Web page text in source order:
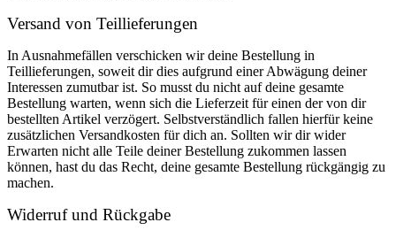
Versand von Teillieferungen
In Ausnahmefällen verschicken wir deine Bestellung in
Teillieferungen, soweit dir dies aufgrund einer Abwägung deiner
Interessen zumutbar ist. So musst du nicht auf deine gesamte
Bestellung warten, wenn sich die Lieferzeit für einen der von dir
bestellten Artikel verzögert. Selbstverständlich fallen hierfür keine
zusätzlichen Versandkosten für dich an. Sollten wir dir wider
Erwarten nicht alle Teile deiner Bestellung zukommen lassen
können, hast du das Recht, deine gesamte Bestellung rückgängig zu
machen.
Widerruf und Rückgabe